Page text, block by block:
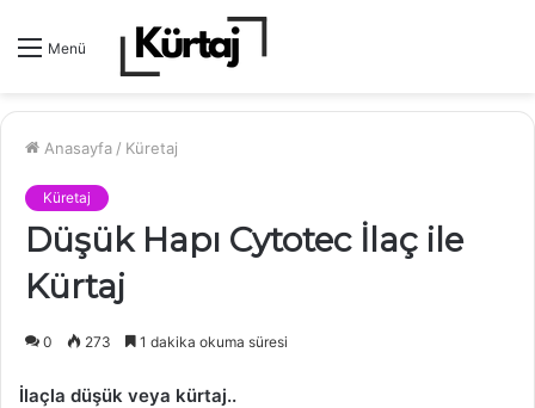
Menü
Anasayfa / Küretaj
Küretaj
Düşük Hapı Cytotec İlaç ile
Kürtaj
0 273 1 dakika okuma süresi
İlaçla düşük veya kürtaj..